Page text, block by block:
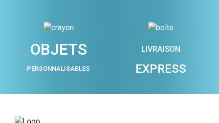
OBJETS
PERSONNALISABLES
LIVRAISON
EXPRESS